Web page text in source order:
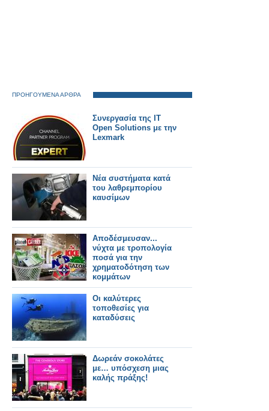
ΠΡΟΗΓΟΥΜΕΝΑ ΑΡΘΡΑ
Συνεργασία της IT
Open Solutions με την
Lexmark
Νέα συστήματα κατά
του λαθρεμπορίου
καυσίμων
Αποδέσμευσαν...
νύχτα με τροπολογία
ποσά για την
χρηματοδότηση των
κομμάτων
Οι καλύτερες
τοποθεσίες για
καταδύσεις
Δωρεάν σοκολάτες
με… υπόσχεση μιας
καλής πράξης!